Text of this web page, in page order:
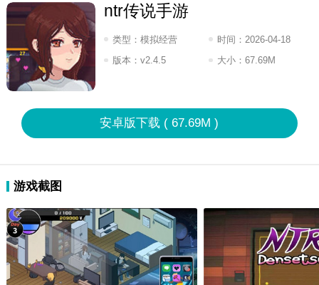
ntr传说手游
类型：模拟经营 时间： 2026-04-18
10:2026
版本：v2.4.5 大小： 67.69M
安卓版下载 ( 67.69M )
游戏截图